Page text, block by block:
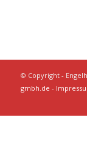
© Copyright -
gmbh.de -